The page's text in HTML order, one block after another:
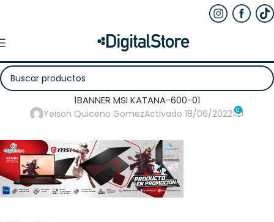
1BANNER MSI KATANA-600-01
Yeison Quiceno GomezActivado 18/06/2022 0